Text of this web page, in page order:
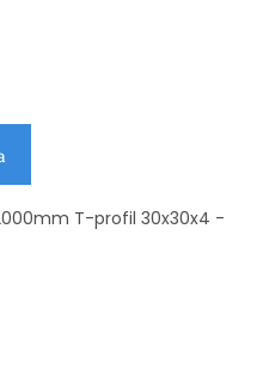
T-profil 30x30x4 -